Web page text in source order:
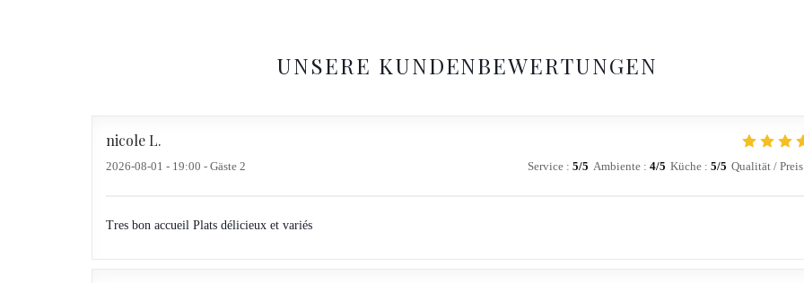
UNSERE KUNDENBEWERTUNGEN
nicole L
2026-08-01 - 19:00 - Gäste 2 Service : 5/5 Ambiente : 4/5 Küche : 5/5 Qualität / Preis
Tres bon accueil Plats délicieux et variés